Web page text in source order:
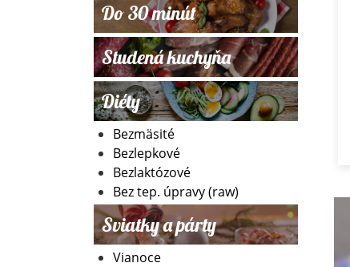
Do 30 minút
Studená kuchyňa
Diéty
Bezmäsité
Bezlepkové
Bezlaktózové
Bez tep. úpravy (raw)
Sviatky a párty
Vianoce